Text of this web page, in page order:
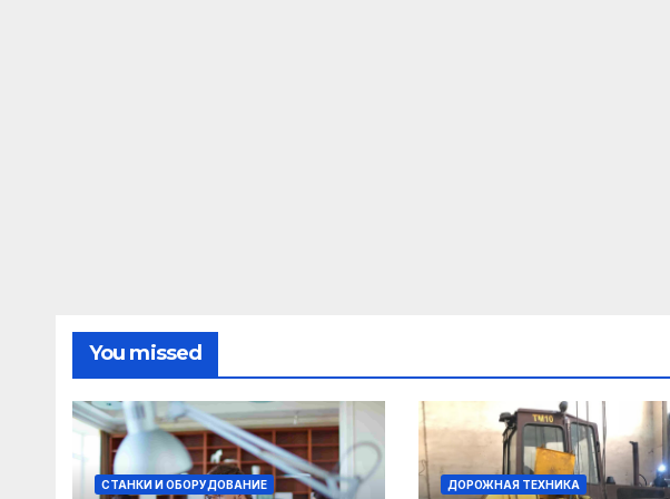
You missed
СТАНКИ И ОБОРУДОВАНИЕ ДОРОЖНАЯ ТЕХНИКА